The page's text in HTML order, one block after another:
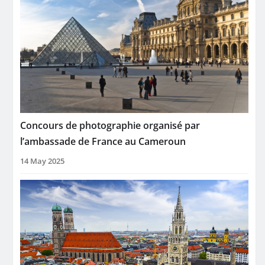
Concours de photographie organisé par
l’ambassade de France au Cameroun
14 May 2025